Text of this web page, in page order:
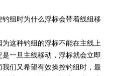
组时为什么浮标会带着线组移
这种钓组的浮标不能在主线上
一旦主线移动，浮标就会立即
们又希望有效操控钓组时，最